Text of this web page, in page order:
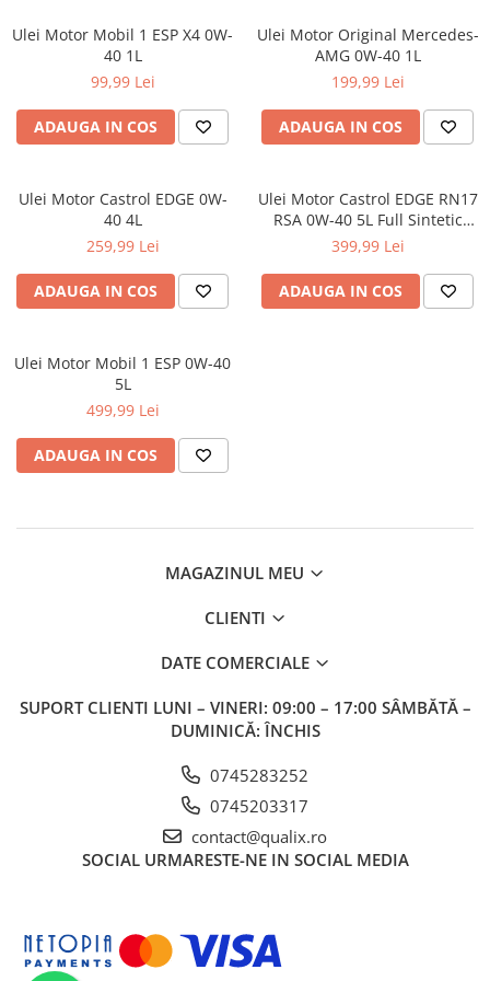
Ulei Motor Mobil 1 ESP X4 0W-
40 1L
99,99 Lei
ADAUGA IN COS
Ulei Motor Original Mercedes-
AMG 0W-40 1L
199,99 Lei
ADAUGA IN COS
Ulei Motor Castrol EDGE 0W-
40 4L
259,99 Lei
ADAUGA IN COS
Ulei Motor Castrol EDGE RN17
RSA 0W-40 5L Full Sintetic
Renault Dacia
399,99 Lei
ADAUGA IN COS
Ulei Motor Mobil 1 ESP 0W-40
5L
499,99 Lei
ADAUGA IN COS
MAGAZINUL MEU
CLIENTI
DATE COMERCIALE
SUPORT CLIENTI LUNI – VINERI: 09:00 – 17:00 SÂMBĂTĂ –
DUMINICĂ: ÎNCHIS
0745283252
0745203317
contact@qualix.ro
SOCIAL URMARESTE-NE IN SOCIAL MEDIA